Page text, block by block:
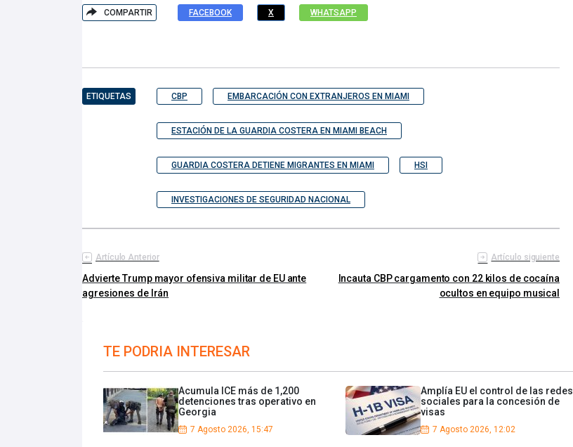
COMPARTIR FACEBOOK X WHATSAPP
ETIQUETAS CBP EMBARCACIÓN CON EXTRANJEROS EN MIAMI
ESTACIÓN DE LA GUARDIA COSTERA EN MIAMI BEACH
GUARDIA COSTERA DETIENE MIGRANTES EN MIAMI HSI
INVESTIGACIONES DE SEGURIDAD NACIONAL
Artículo Anterior
Advierte Trump mayor ofensiva militar de EU ante
agresiones de Irán
Artículo siguiente
Incauta CBP cargamento con 22 kilos de cocaína
ocultos en equipo musical
TE PODRIA INTERESAR
Acumula ICE más de 1,200
detenciones tras operativo en
Georgia
7 Agosto 2026, 15:47
Amplía EU el control de las redes
sociales para la concesión de
visas
7 Agosto 2026, 12:02